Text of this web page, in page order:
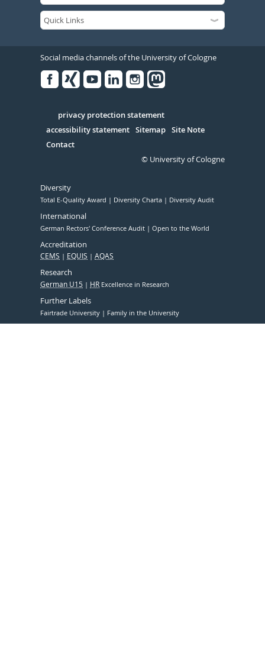
Social media channels of the University of Cologne
Serivce
privacy protection statement
accessibility statement Sitemap Site Note
Contact
© University of Cologne
Diversity
Total E-Quality Award Diversity Charta Diversity Audit
International
German Rectors' Conference Audit Open to the World
Accreditation
CEMS EQUIS AQAS
Research
German U15 HR Excellence in Research
Further Labels
Fairtrade University Family in the University